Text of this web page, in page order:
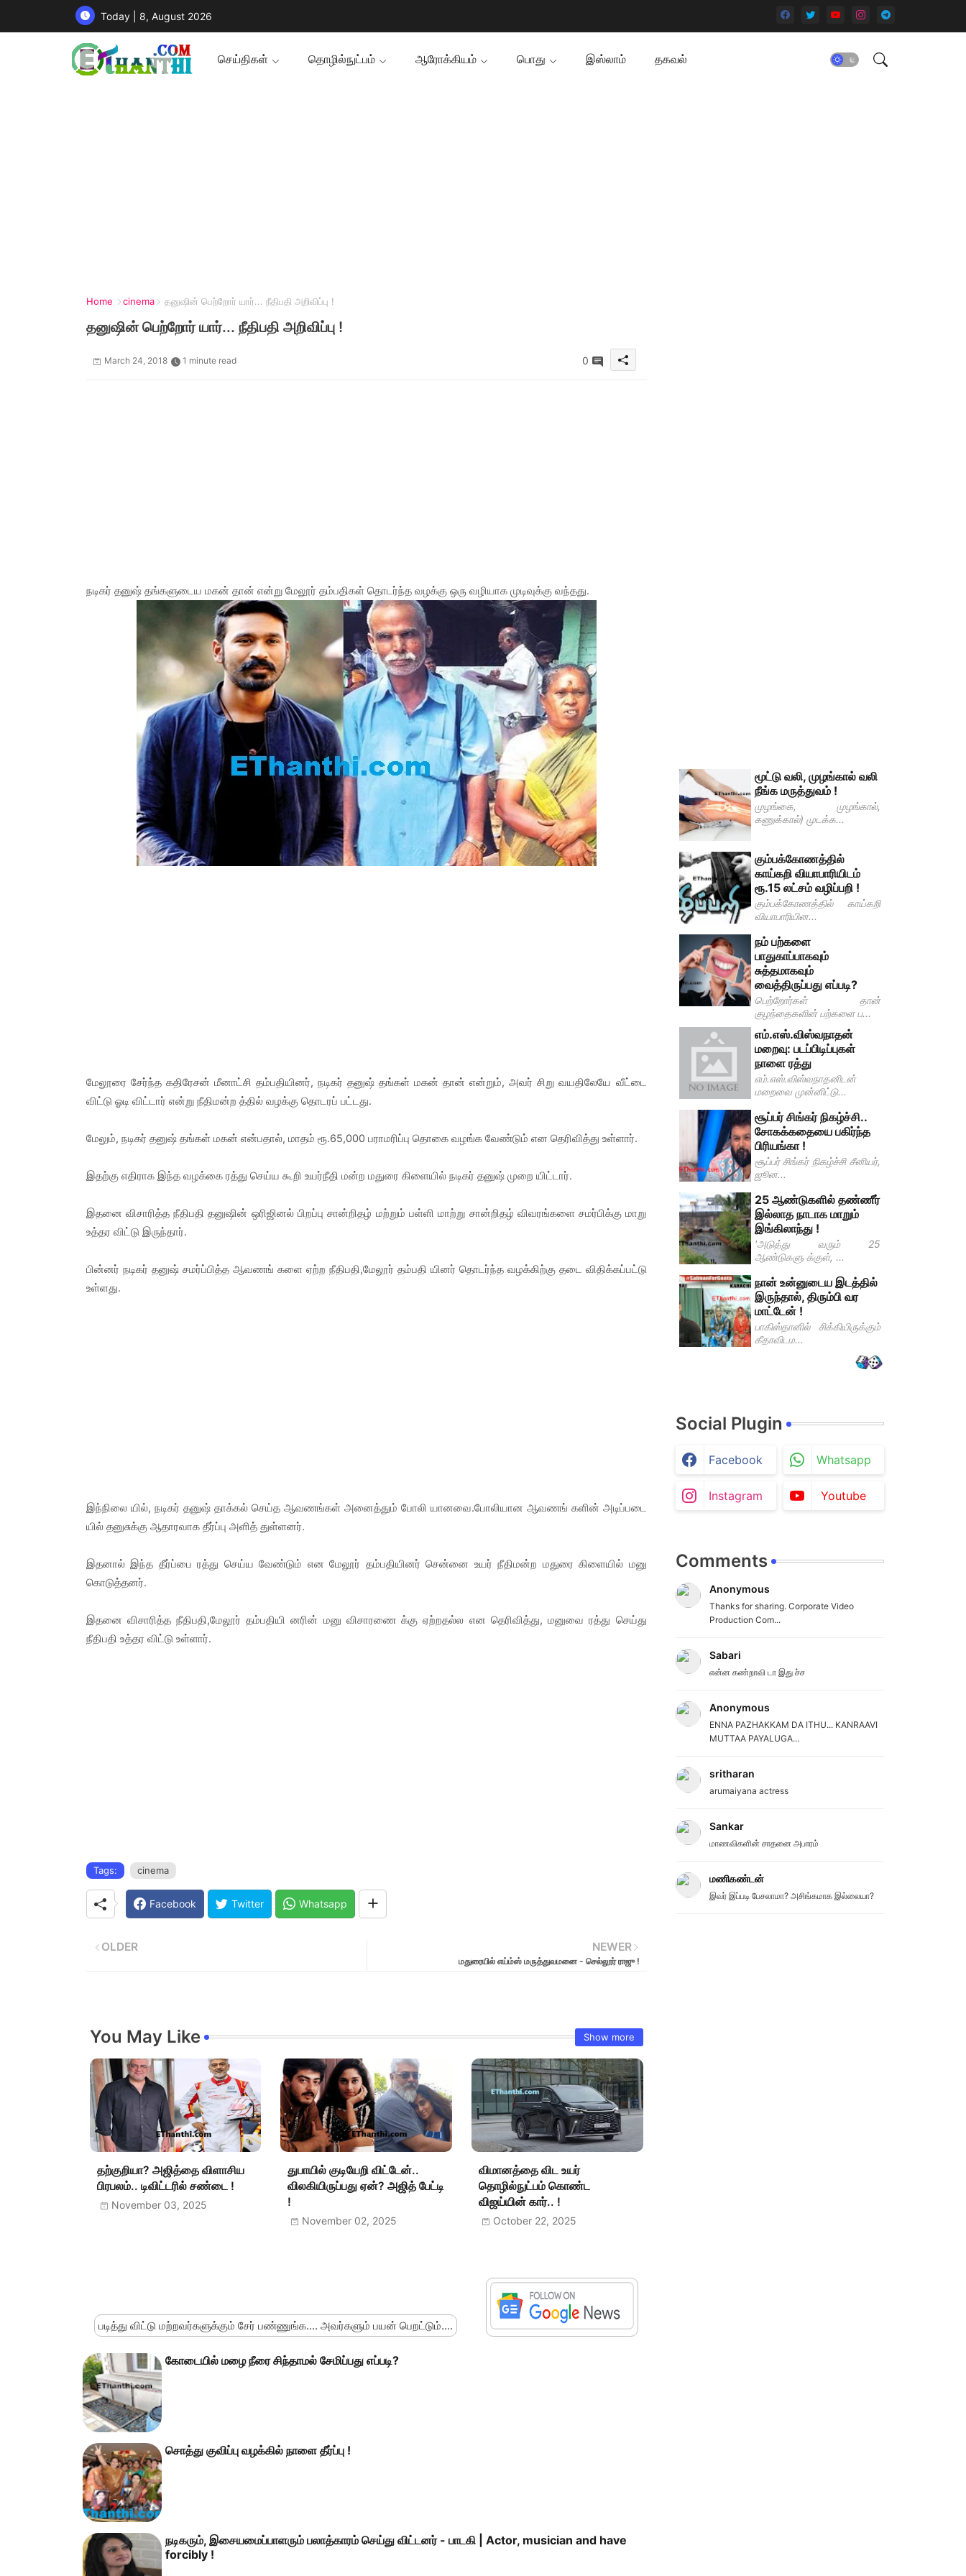
Today | 8, August 2026
செய்திகள் தொழில்நுட்பம் ஆரோக்கியம் பொது இஸ்லாம் தகவல்
Home cinema தனுஷின் பெற்றோர் யார்... நீதிபதி அறிவிப்பு !
தனுஷின் பெற்றோர் யார்... நீதிபதி அறிவிப்பு !
March 24, 2018 1 minute read 0
நடிகர் தனுஷ் தங்களுடைய மகன் தான் என்று மேலூர் தம்பதிகள் தொடர்ந்த வழக்கு ஒரு வழியாக முடிவுக்கு வந்தது.
மேலூரை சேர்ந்த கதிரேசன் மீனாட்சி தம்பதியினர், நடிகர் தனுஷ் தங்கள் மகன் தான் என்றும், அவர் சிறு வயதிலேயே வீட்டை
விட்டு ஓடி விட்டார் என்று நீதிமன்ற த்தில் வழக்கு தொடரப் பட்டது.
மேலும், நடிகர் தனுஷ் தங்கள் மகன் என்பதால், மாதம் ரூ.65,000 பராமரிப்பு தொகை வழங்க வேண்டும் என தெரிவித்து உள்ளார்.
இதற்கு எதிராக இந்த வழக்கை ரத்து செய்ய கூறி உயர்நீதி மன்ற மதுரை கிளையில் நடிகர் தனுஷ் முறை யிட்டார்.
இதனை விசாரித்த நீதிபதி தனுஷின் ஒரிஜினல் பிறப்பு சான்றிதழ் மற்றும் பள்ளி மாற்று சான்றிதழ் விவரங்களை சமர்பிக்கு மாறு
உத்தர விட்டு இருந்தார்.
பின்னர் நடிகர் தனுஷ் சமர்ப்பித்த ஆவணங் களை ஏற்ற நீதிபதி,மேலூர் தம்பதி யினர் தொடர்ந்த வழக்கிற்கு தடை விதிக்கப்பட்டு
உள்ளது.
இந்நிலை யில், நடிகர் தனுஷ் தாக்கல் செய்த ஆவணங்கள் அனைத்தும் போலி யானவை.போலியான ஆவணங் களின் அடிப்படை
யில் தனுசுக்கு ஆதாரவாக தீர்ப்பு அளித் துள்ளனர்.
இதனால் இந்த தீர்ப்பை ரத்து செய்ய வேண்டும் என மேலூர் தம்பதியினர் சென்னை உயர் நீதிமன்ற மதுரை கிளையில் மனு
கொடுத்தனர்.
இதனை விசாரித்த நீதிபதி,மேலூர் தம்பதியி னரின் மனு விசாரணை க்கு ஏற்றதல்ல என தெரிவித்து, மனுவை ரத்து செய்து
நீதிபதி உத்தர விட்டு உள்ளார்.
Tags: cinema
Facebook Twitter Whatsapp
NEWER
மதுரையில் எய்ம்ஸ் மருத்துவமனை - செல்லூர் ராஜு !
OLDER
You May Like Show more
தற்குறியா? அஜித்தை விளாசிய
பிரபலம்.. டிவிட்டரில் சண்டை !
November 03, 2025
துபாயில் குடியேறி விட்டேன்..
விலகியிருப்பது ஏன்? அஜித் பேட்டி
!
November 02, 2025
விமானத்தை விட உயர்
தொழில்நுட்பம் கொண்ட
விஜய்யின் கார்.. !
October 22, 2025
படித்து விட்டு மற்றவர்களுக்கும் சேர் பண்ணுங்க.... அவர்களும் பயன் பெறட்டும்....
கோடையில் மழை நீரை சிந்தாமல் சேமிப்பது எப்படி?
சொத்து குவிப்பு வழக்கில் நாளை தீர்ப்பு !
நடிகரும், இசையமைப்பாளரும் பலாத்காரம் செய்து விட்டனர் - பாடகி | Actor, musician and have
forcibly !
மூட்டு வலி, முழங்கால் வலி
நீங்க மருத்துவம் !
முழங்கை, முழங்கால்,
கணுக்கால்) முடக்க...
கும்பக்கோணத்தில்
காய்கறி வியாபாரியிடம்
ரூ.15 லட்சம் வழிப்பறி !
கும்பக்கோணத்தில் காய்கறி
வியாபாரியின...
நம் பற்களை
பாதுகாப்பாகவும்
சுத்தமாகவும்
வைத்திருப்பது எப்படி?
பெற்றோர்கள் தான்
குழந்தைகளின் பற்களை ப...
எம்.எஸ்.விஸ்வநாதன்
மறைவு: படப்பிடிப்புகள்
நாளை ரத்து
எம்.எஸ்.விஸ்வநாதனிடன்
மறைவை முன்னிட்டு...
சூப்பர் சிங்கர் நிகழ்ச்சி..
சோகக்கதையை பகிர்ந்த
பிரியங்கா !
சூப்பர் சிங்கர் நிகழ்ச்சி சீனியர்,
ஜூன...
25 ஆண்டுகளில் தண்ணீர்
இல்லாத நாடாக மாறும்
இங்கிலாந்து !
'அடுத்து வரும் 25
ஆண்டுகளு க்குள், ...
நான் உன்னுடைய இடத்தில்
இருந்தால், திரும்பி வர
மாட்டேன் !
பாகிஸ்தானில் சிக்கியிருக்கும்
கீதாவிடம...
Social Plugin
Facebook Whatsapp
Instagram Youtube
Comments
Anonymous
Thanks for sharing. Corporate Video
Production Com...
Sabari
என்ன கண்றாவி டா இது ச்ச
Anonymous
ENNA PAZHAKKAM DA ITHU... KANRAAVI
MUTTAA PAYALUGA...
sritharan
arumaiyana actress
Sankar
மாணவிகளின் சாதனை அபாரம்
மணிகண்டன்
இவர் இப்படி பேசலாமா? அசிங்கமாக இல்லையா?